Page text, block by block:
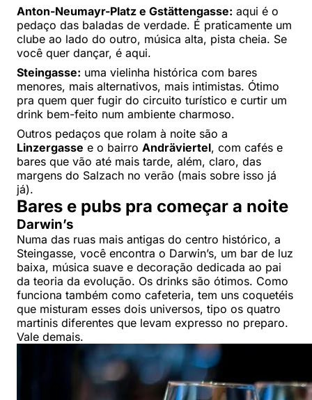
Anton-Neumayr-Platz e Gstättengasse: aqui é o
pedaço das baladas de verdade. É praticamente um
clube ao lado do outro, música alta, pista cheia. Se
você quer dançar, é aqui.
Steingasse: uma vielinha histórica com bares
menores, mais alternativos, mais intimistas. Ótimo
pra quem quer fugir do circuito turístico e curtir um
drink bem-feito num ambiente charmoso.
Outros pedaços que rolam à noite são a
Linzergasse e o bairro Andräviertel, com cafés e
bares que vão até mais tarde, além, claro, das
margens do Salzach no verão (mais sobre isso já
já).
Bares e pubs pra começar a noite
Darwin’s
Numa das ruas mais antigas do centro histórico, a
Steingasse, você encontra o Darwin’s, um bar de luz
baixa, música suave e decoração dedicada ao pai
da teoria da evolução. Os drinks são ótimos. Como
funciona também como cafeteria, tem uns coquetéis
que misturam esses dois universos, tipo os quatro
martinis diferentes que levam expresso no preparo.
Vale demais.